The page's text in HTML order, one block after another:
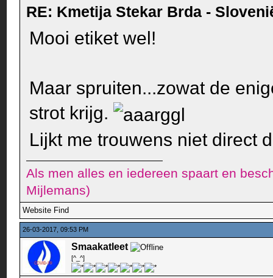
RE: Kmetija Stekar Brda -
Mooi etiket wel!
Maar spruiten...zowat de
strot krijg.
Lijkt me trouwens niet direct
Als men alles en iedereen spaart en
Mijlemans)
Website Find
26-03-2017, 09:53 PM
Smaakatleet
[^_^]